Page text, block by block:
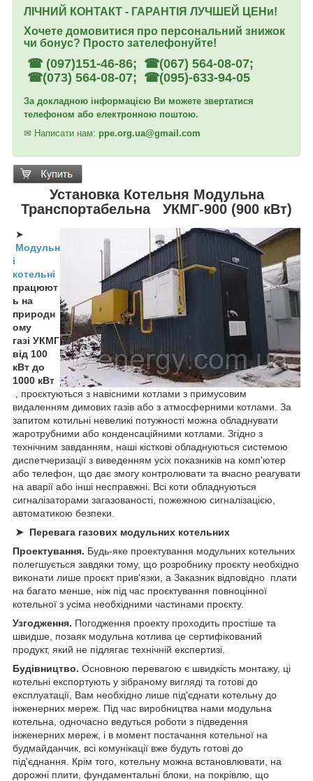
ЛІЧНИЙ КОНТАКТ - ГАРАНТІЯ ЛУЧШЕЙ ЦЕНи!
Хочете домовитися про персональний знижок
чи бонус? Просто зателефонуйте!
☎ (097)151-46-86; ☎(067) 564-08-07;
☎(073) 564-08-07; ☎(095)-633-94-05
За докладною інформацією Ви можете звертатися
телефоном або електронною поштою.
✉ Написати нам: ppe.org.ua@gmail.com
Установка Котельня Модульна
Транспортабельна
УКМГ-900 (900 кВт)
➤
Модульн
і
котельні
працюют
ь на
природн
ому
газі УКМГ
від 100
кВт до
1000 кВт
, проєктуються з навісними котлами з примусовим
видаленням димових газів або з атмосферними котлами. За
запитом котильні невеликі потужності можна обладнувати
жаротрубними або конденсаційними котлами. Згідно з
технічним завданням, наші кісткові обладнуються системою
диспетчеризації з виведенням усіх показників на комп'ютер
або телефон, що дає змогу контролювати та вчасно реагувати
на аварії або інші несправжні. Всі коти обладнуються
сигналізаторами загазованості, пожежною сигналізацією,
автоматикою безпеки.
➤ Перевага газових модульних котельних
Проектування. Будь-яке проектування модульних котельних
полегшується завдяки тому, що розробнику проєкту необхідно
виконати лише проєкт прив'язки, а Заказник відповідно плати
на багато менше, ніж під час проєктування повноцінної
котельної з усіма необхідними частинами проєкту.
Узгодження. Погодження проекту проходить простіше та
швидше, позаяк модульна котлива це сертифікований
продукт, який не підлягає технічній експертизі.
Будівництво. Основною перевагою є швидкість монтажу, ці
котельні експортують у зібраному вигляді та готові до
експлуатації, Вам необхідно лише під'єднати котельну до
інженерних мереж. Під час виробництва нами модульна
котельна, одночасно ведуться роботи з підведення
інженерних мереж, і в момент постачання котельної на
будмайданчик, всі комунікації вже будуть готові до
під'єднання. Крім того, котельну можна встановлювати, на
дорожні плити, фундаментальні блоки, на покрівлю, що